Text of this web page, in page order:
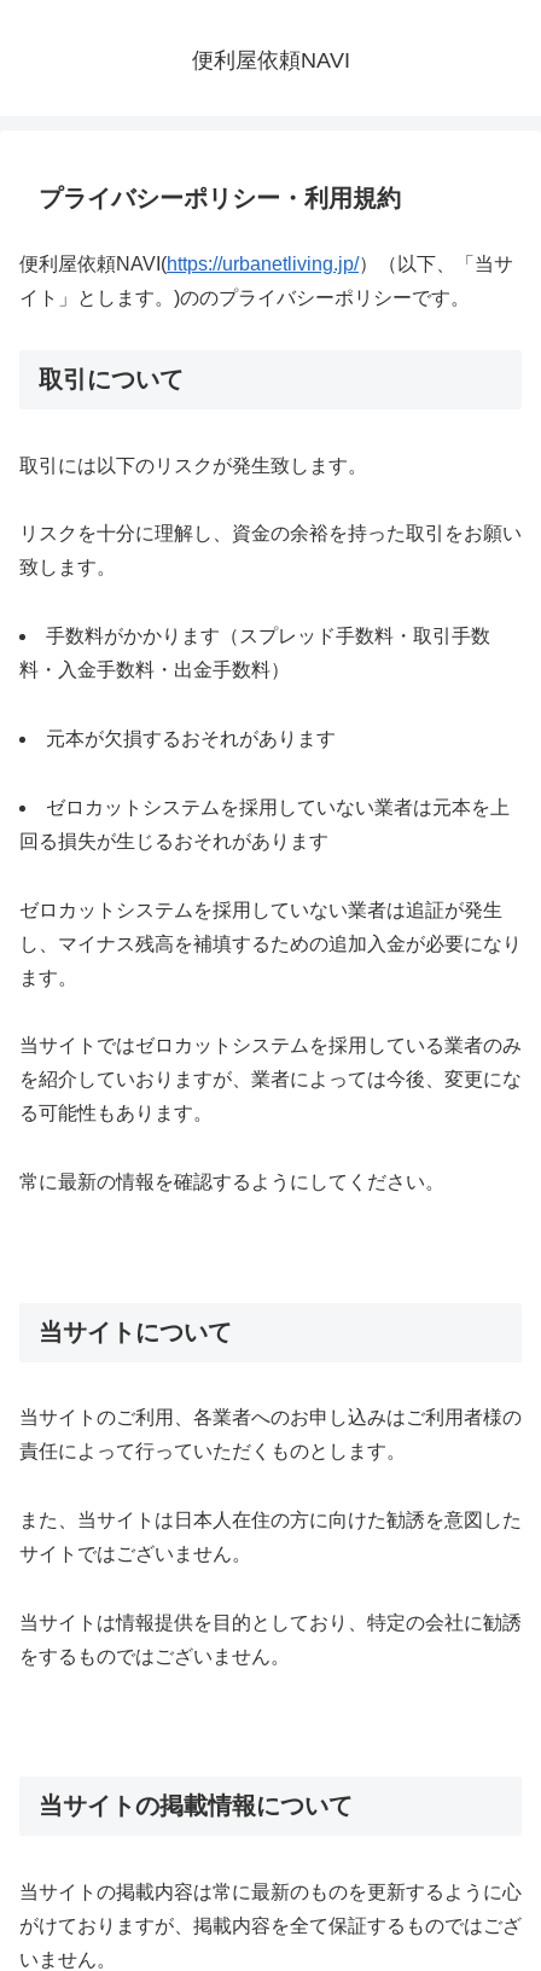
便利屋依頼NAVI
プライバシーポリシー・利用規約
便利屋依頼NAVI(https://urbanetliving.jp/）（以下、「当サ
イト」とします。)ののプライバシーポリシーです。
取引について
取引には以下のリスクが発生致します。
リスクを十分に理解し、資金の余裕を持った取引をお願い
致します。
手数料がかかります（スプレッド手数料・取引手数
料・入金手数料・出金手数料）
元本が欠損するおそれがあります
ゼロカットシステムを採用していない業者は元本を上
回る損失が生じるおそれがあります
ゼロカットシステムを採用していない業者は追証が発生
し、マイナス残高を補填するための追加入金が必要になり
ます。
当サイトではゼロカットシステムを採用している業者のみ
を紹介していおりますが、業者によっては今後、変更にな
る可能性もあります。
常に最新の情報を確認するようにしてください。
当サイトについて
当サイトのご利用、各業者へのお申し込みはご利用者様の
責任によって行っていただくものとします。
また、当サイトは日本人在住の方に向けた勧誘を意図した
サイトではございません。
当サイトは情報提供を目的としており、特定の会社に勧誘
をするものではございません。
当サイトの掲載情報について
当サイトの掲載内容は常に最新のものを更新するように心
がけておりますが、掲載内容を全て保証するものではござ
いません。